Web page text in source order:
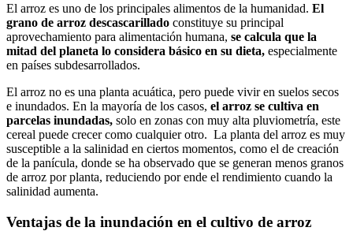
El arroz es uno de los principales alimentos de la humanidad. El
grano de arroz descascarillado constituye su principal
aprovechamiento para alimentación humana, se calcula que la
mitad del planeta lo considera básico en su dieta, especialmente
en países subdesarrollados.
El arroz no es una planta acuática, pero puede vivir en suelos secos
e inundados. En la mayoría de los casos, el arroz se cultiva en
parcelas inundadas, solo en zonas con muy alta pluviometría, este
cereal puede crecer como cualquier otro. La planta del arroz es muy
susceptible a la salinidad en ciertos momentos, como el de creación
de la panícula, donde se ha observado que se generan menos granos
de arroz por planta, reduciendo por ende el rendimiento cuando la
salinidad aumenta.
Ventajas de la inundación en el cultivo de arroz